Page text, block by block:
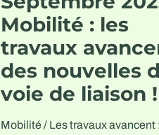
Mobilité : les
travaux
des nouvelles
voie de liaison !
Mobilité / Les travaux avancent